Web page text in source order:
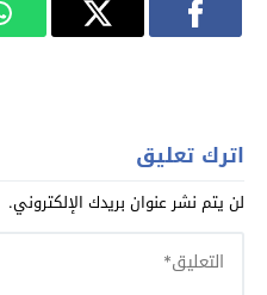
اترك تعليق
لن يتم نشر عنوان بريدك الإلكتروني.